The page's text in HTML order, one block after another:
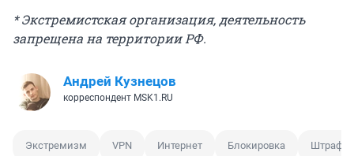
* Экстремистская организация, деятельность
запрещена на территории РФ.
Андрей Кузнецов
корреспондент MSK1.RU
Экстремизм VPN Интернет Блокировка Штраф